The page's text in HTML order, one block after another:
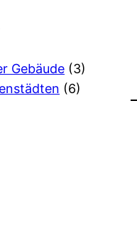
Gebäude (3)
(6)